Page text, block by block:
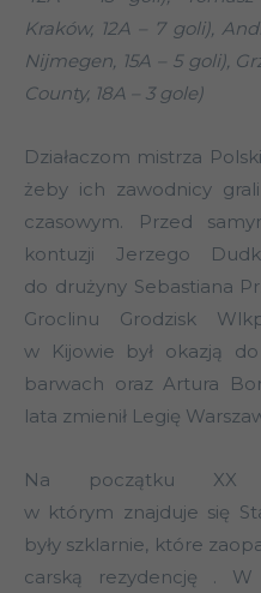
Kraków, 12A – 7 goli),
Nijmegen, 15A – 5 goli),
County, 18A – 3 gole)
Działaczom mistrza
żeby ich zawodnicy
czasowym. Przed
kontuzji Jerzego
do drużyny Sebastiana
Groclinu Grodzisk
w Kijowie był okazją
barwach oraz Artura
lata zmienił Legię
Na początku XX
w którym znajduje się
były szklarnie, które
carską rezydencję .